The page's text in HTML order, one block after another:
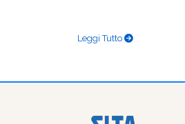
Leggi Tutto